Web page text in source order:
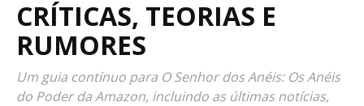
CRÍTICAS, TEORIAS E
RUMORES
Um guia contínuo para O Senhor dos Anéis: Os Anéis
do Poder da Amazon, incluindo as últimas notícias,